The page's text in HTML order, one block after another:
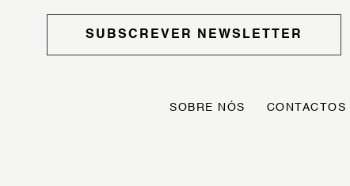
SUBSCREVER NEWSLETTER
SOBRE NÓS CONTACTOS